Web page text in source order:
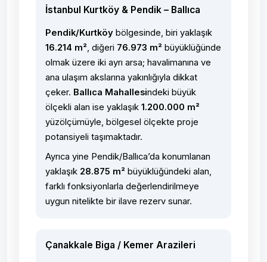
İstanbul Kurtköy & Pendik – Ballıca
Pendik/Kurtköy bölgesinde, biri yaklaşık
16.214 m², diğeri 76.973 m² büyüklüğünde
olmak üzere iki ayrı arsa; havalimanına ve
ana ulaşım akslarına yakınlığıyla dikkat
çeker. Ballıca Mahallesindeki büyük
ölçekli alan ise yaklaşık 1.200.000 m²
yüzölçümüyle, bölgesel ölçekte proje
potansiyeli taşımaktadır.
Ayrıca yine Pendik/Ballıca’da konumlanan
yaklaşık 28.875 m² büyüklüğündeki alan,
farklı fonksiyonlarla değerlendirilmeye
uygun nitelikte bir ilave rezerv sunar.
Çanakkale Biga / Kemer Arazileri